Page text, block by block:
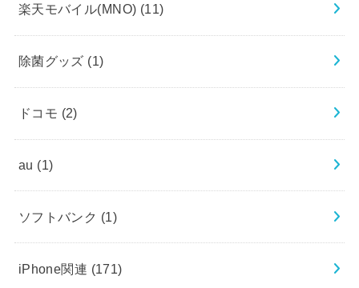
楽天モバイル(MNO) (11)
除菌グッズ (1)
ドコモ (2)
au (1)
ソフトバンク (1)
iPhone関連 (171)